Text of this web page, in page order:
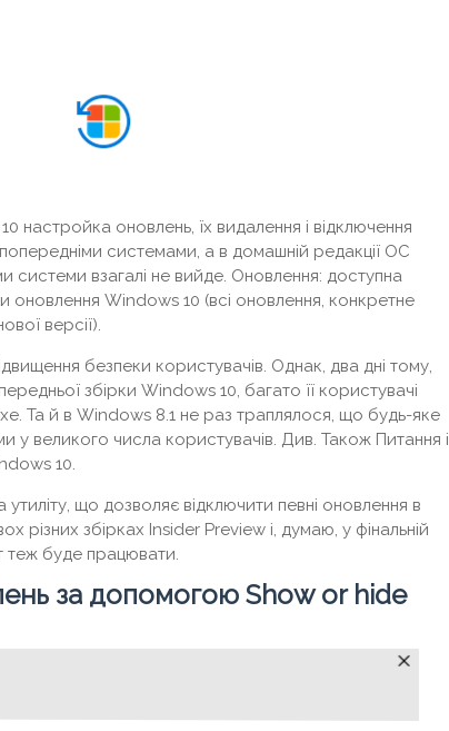
настройка оновлень, їх видалення і відключення
системами, а в домашній редакції ОС
взагалі не вийде. Оновлення: доступна
оновлення Windows 10 (всі оновлення, конкретне
версії).
безпеки користувачів. Однак, два дні тому,
збірки Windows 10, багато її користувачі
Та й в Windows 8.1 не раз траплялося, що будь-яке
у великого числа користувачів. Див. Також Питання і
10.
що дозволяє відключити певні оновлення в
різних збірках Insider Preview і, думаю, у фінальній
теж буде працювати.
за допомогою Show or hide